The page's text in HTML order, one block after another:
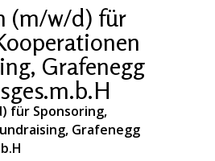
(m/w/d) für
Grafenegg
für Sponsoring,
Grafenegg